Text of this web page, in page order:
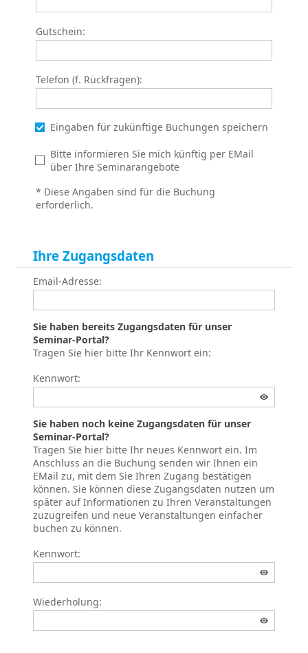
Gutschein:
Telefon (f. Rückfragen):
Eingaben für zukünftige Buchungen speichern
Bitte informieren Sie mich künftig per EMail
über Ihre Seminarangebote
* Diese Angaben sind für die Buchung
erforderlich.
Ihre Zugangsdaten
Email-Adresse:
Sie haben bereits Zugangsdaten für unser
Seminar-Portal?
Tragen Sie hier bitte Ihr Kennwort ein:
Kennwort:
Sie haben noch keine Zugangsdaten für unser
Seminar-Portal?
Tragen Sie hier bitte Ihr neues Kennwort ein. Im
Anschluss an die Buchung senden wir Ihnen ein
EMail zu, mit dem Sie Ihren Zugang bestätigen
können. Sie können diese Zugangsdaten nutzen um
später auf Informationen zu Ihren Veranstaltungen
zuzugreifen und neue Veranstaltungen einfacher
buchen zu können.
Kennwort:
Wiederholung: